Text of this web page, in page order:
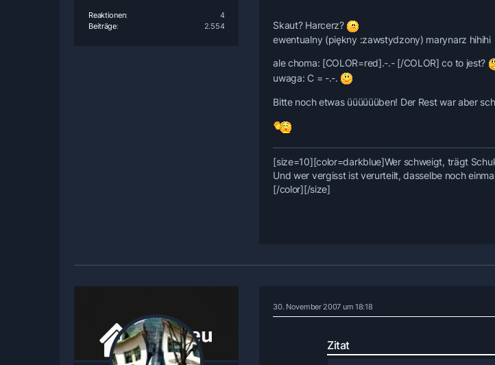
Reaktionen
4
Beiträge
2.554
Skaut? Harcerz?
ewentualny (piękny :zawstydzony) marynarz hihihi
ale choma: [COLOR=red].-.- [/COLOR] co to jest?
uwaga: C = -.-.
Bitte noch etwas üüüüüüben! Der Rest war aber
[size=10][color=darkblue]Wer schweigt, trägt
Und wer vergisst ist verurteilt, dasselbe noch
[/color][/size]
30. November 2007 um 18:18
Zitat